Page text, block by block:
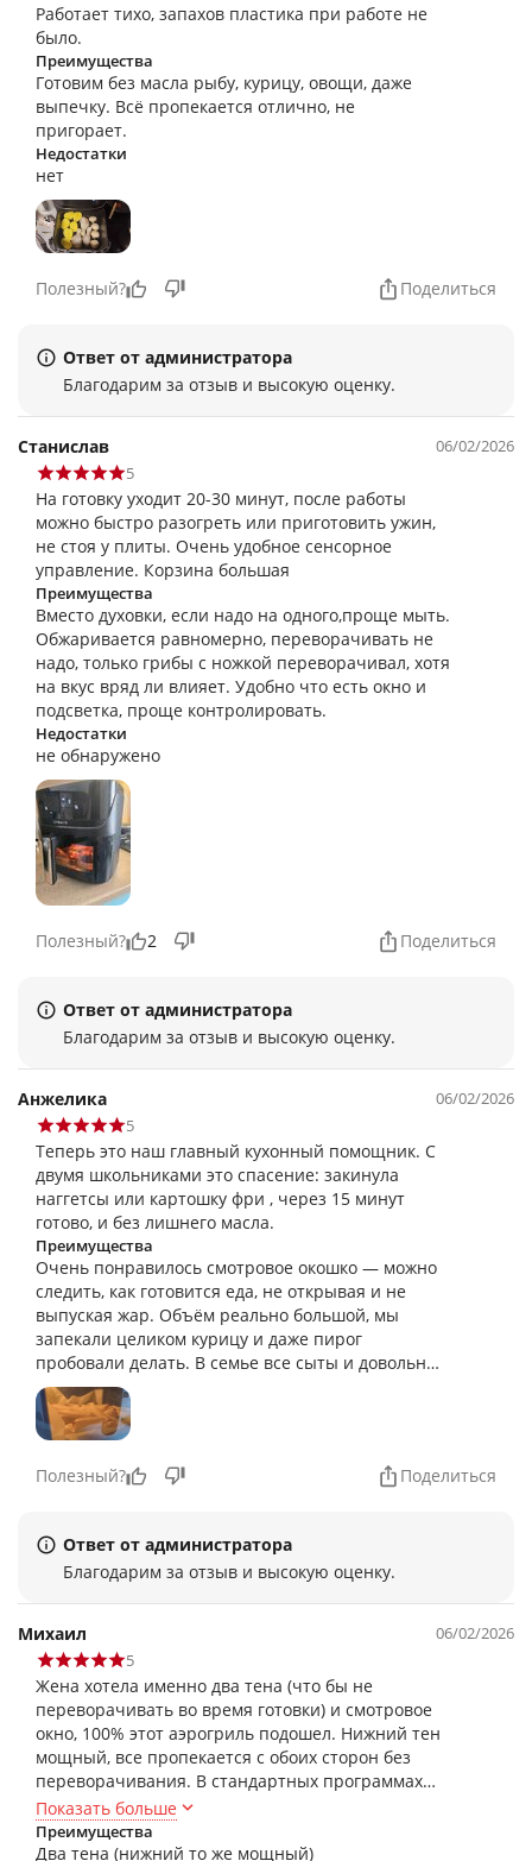
Работает тихо, запахов пластика при работе не
было.
Преимущества
Готовим без масла рыбу, курицу, овощи, даже
выпечку. Всё пропекается отлично, не
пригорает.
Недостатки
нет
Полезный? Поделиться
Ответ от администратора
Благодарим за отзыв и высокую оценку.
Станислав
06/02/2026
5
На готовку уходит 20-30 минут, после работы
можно быстро разогреть или приготовить ужин,
не стоя у плиты. Очень удобное сенсорное
управление. Корзина большая
Преимущества
Вместо духовки, если надо на одного,проще мыть.
Обжаривается равномерно, переворачивать не
надо, только грибы с ножкой переворачивал, хотя
на вкус вряд ли влияет. Удобно что есть окно и
подсветка, проще контролировать.
Недостатки
не обнаружено
Полезный? 2 Поделиться
Ответ от администратора
Благодарим за отзыв и высокую оценку.
Анжелика
06/02/2026
5
Теперь это наш главный кухонный помощник. С
двумя школьниками это спасение: закинула
наггетсы или картошку фри , через 15 минут
готово, и без лишнего масла.
Преимущества
Очень понравилось смотровое окошко — можно
следить, как готовится еда, не открывая и не
выпуская жар. Объём реально большой, мы
запекали целиком курицу и даже пирог
пробовали делать. В семье все сыты и довольны.
Рекомендую занятым родителям)
Полезный? Поделиться
Ответ от администратора
Благодарим за отзыв и высокую оценку.
Михаил
06/02/2026
5
Жена хотела именно два тена (что бы не
переворачивать во время готовки) и смотровое
окно, 100% этот аэрогриль подошел. Нижний тен
мощный, все пропекается с обоих сторон без
переворачивания. В стандартных программах
почти все в норме +- 5 минут в готовке. Прикупил
решетку для второго яруса, 22 см, но по углам не
вошла, пришлось углы того, сточить, встала
Показать больше
Преимущества
Два тена (нижний то же мощный)